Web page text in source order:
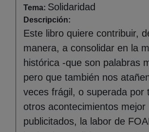
Tema: Solidaridad
Descripción:
Este libro quiere contribuir,
manera, a consolidar en la
histórica -que son palabras
pero que también nos
veces frágil, o superada por
otros acontecimientos mejor
publicitados, la labor de